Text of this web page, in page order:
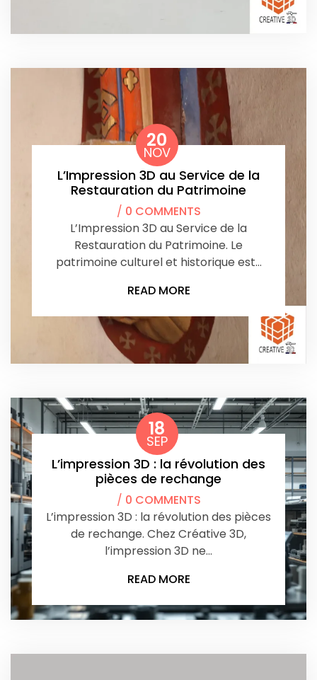
20
NOV
L’Impression 3D au Service de la
Restauration du Patrimoine
/ 0 COMMENTS
L’Impression 3D au Service de la
Restauration du Patrimoine. Le
patrimoine culturel et historique est…
READ MORE
18
SEP
L’impression 3D : la révolution des
pièces de rechange
/ 0 COMMENTS
L’impression 3D : la révolution des pièces
de rechange. Chez Créative 3D,
l’impression 3D ne…
READ MORE